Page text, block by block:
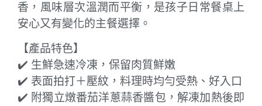
香，風味層次溫潤而平衡，是孩子日常餐桌上
安心又有變化的主餐選擇。
【產品特色】
✔️ 生鮮急速冷凍，保留肉質鮮嫩
✔️ 表面拍打＋壓紋，料理時均勻受熱、好入口
✔️ 附獨立燉番茄洋蔥蒜香醬包，解凍加熱後即